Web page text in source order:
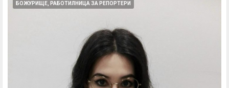
БОЖУРИЩЕ, РАБОТИЛНИЦА ЗА РЕПОРТЕРИ